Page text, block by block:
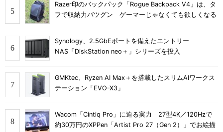
Razer印のバックパック「Rogue Backpack V4」は、タ
フで収納力バツグン ゲーマーじゃなくても欲しくなる
Synology、2.5GbEポートを備えたエントリー
NAS「DiskStation neo＋」シリーズを投入
GMKtec、Ryzen AI Max＋を搭載したスリムAIワークス
テーション「EVO-X3」
Wacom「Cintiq Pro」に迫る実力 27型4K／120Hzで
約30万円のXPPen「Artist Pro 27（Gen 2）」でお絵描